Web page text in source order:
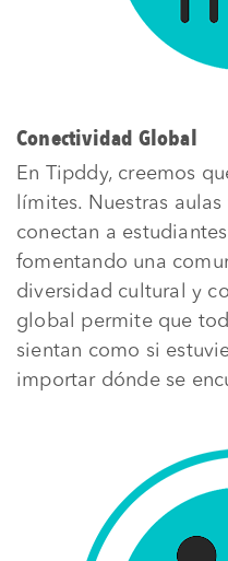
Conectividad Global
En Tipddy, creemos
límites. Nuestras
conectan a
fomentando una
diversidad cultural y
global permite que
sientan como si
importar dónde se